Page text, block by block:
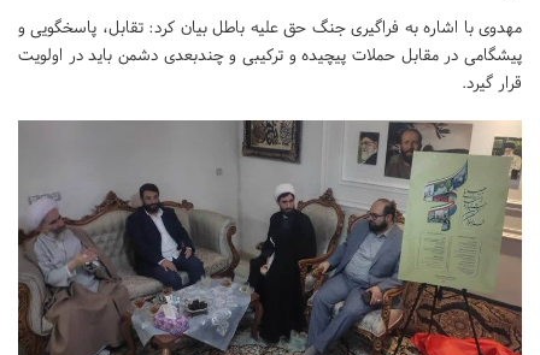
مهدوی با اشاره به فراگیری جنگ حق علیه باطل بیان کرد: تقابل، پاسخگویی و
پیشگامی در مقابل حملات پیچیده و ترکیبی و چندبعدی دشمن باید در اولویت
قرار گیرد.